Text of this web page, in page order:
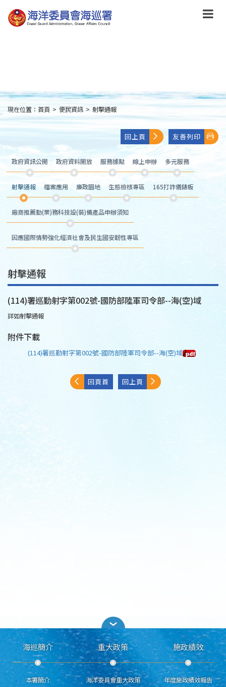
到
主
:::
現在位置： 首頁 > 便民資訊 > 射擊通報
回上頁 友善列印
政府資訊公開 政府資料開放 服務據點 線上申辦 多元服務
射擊通報 檔案應用 廉政園地 生態檢核專區 165打詐儀錶板
廠商推薦勤(業)務科技設(裝)備產品申辦須知
因應國際情勢強化經濟社會及民生國安韌性專區
射擊通報
(114)署巡勤射字第002號-國防部陸軍司令部--海(空)域
詳如射擊通報
附件下載
(114)署巡勤射字第002號-國防部陸軍司令部--海(空)域
回頁首 回上頁
海巡簡介
本署簡介
重大政策
海洋委員會重大政策
施政績效
年度施政績效報告